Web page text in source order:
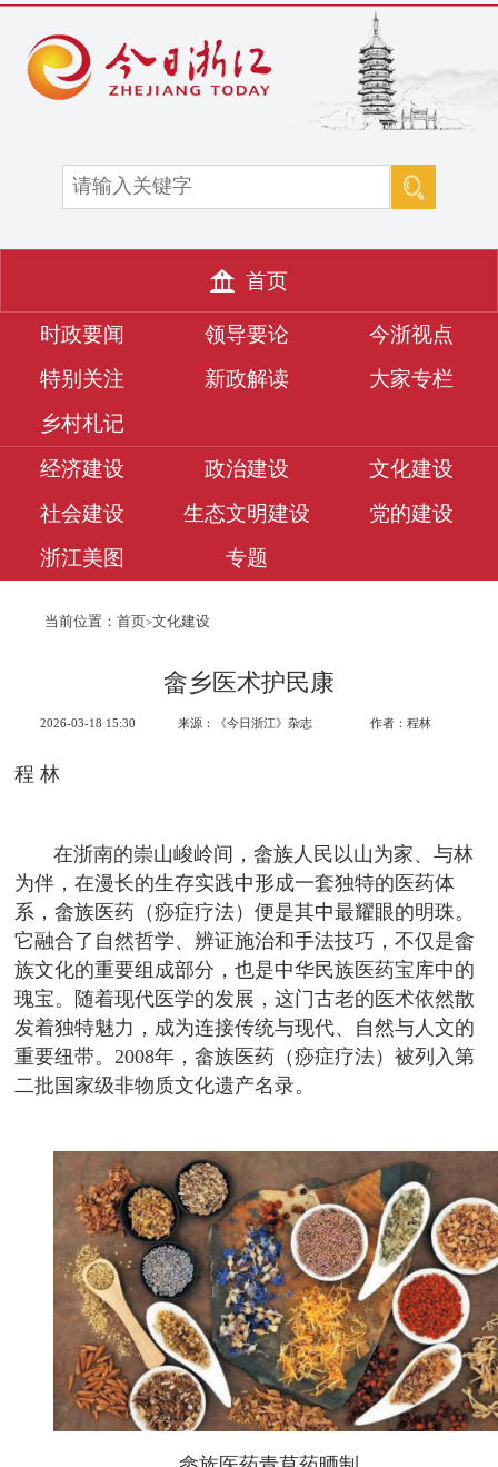
首页
时政要闻 领导要论
今浙视点
特别关注
新政解读
大家专栏
乡村札记
经济建设
政治建设
文化建设
社会建设
生态文明建设
党的建设
浙江美图
专题
当前位置： 首页>文化建设
畲乡医术护民康
2026-03-18 15:30 来源：《今日浙江》杂志 作者：程林
程 林
在浙南的崇山峻岭间，畲族人民以山为家、与林
为伴，在漫长的生存实践中形成一套独特的医药体
系，畲族医药（痧症疗法）便是其中最耀眼的明珠。
它融合了自然哲学、辨证施治和手法技巧，不仅是畲
族文化的重要组成部分，也是中华民族医药宝库中的
瑰宝。随着现代医学的发展，这门古老的医术依然散
发着独特魅力，成为连接传统与现代、自然与人文的
重要纽带。2008年，畲族医药（痧症疗法）被列入第
二批国家级非物质文化遗产名录。